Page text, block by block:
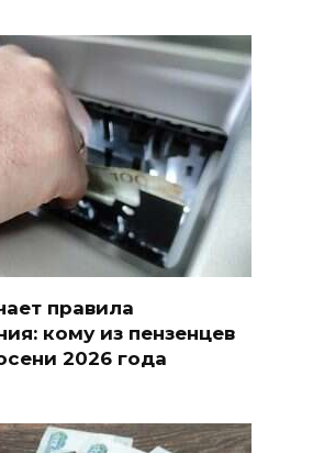
правила
кому из пензенцев
2026 года